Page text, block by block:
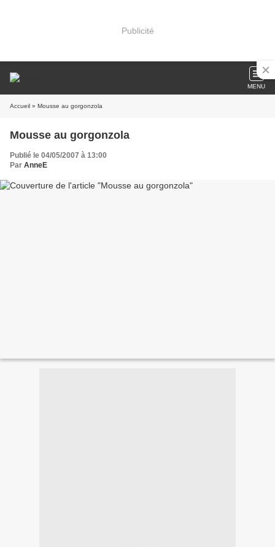
Publicité
MENU
Accueil » Mousse au gorgonzola
Mousse au gorgonzola
Publié le 04/05/2007 à 13:00
Par AnneE